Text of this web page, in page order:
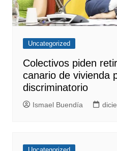
Uncategorized
Colectivos piden
canario de vivienda
discriminatorio
Ismael Buendía